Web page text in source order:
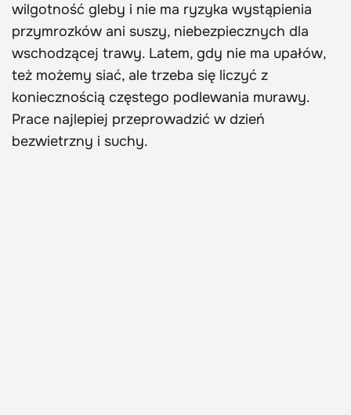
wilgotność gleby i nie ma ryzyka wystąpienia
przymrozków ani suszy, niebezpiecznych dla
wschodzącej trawy. Latem, gdy nie ma upałów,
też możemy siać, ale trzeba się liczyć z
koniecznością częstego podlewania murawy.
Prace najlepiej przeprowadzić w dzień
bezwietrzny i suchy.